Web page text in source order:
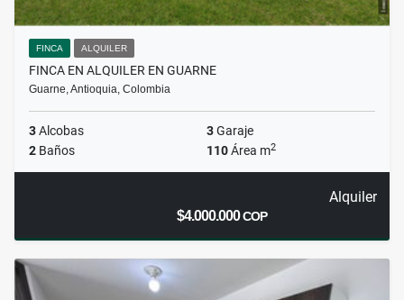
FINCA ALQUILER
FINCA EN ALQUILER EN GUARNE
Guarne, Antioquia, Colombia
3Alcobas 3Garaje
2 Baños 110Área m2
Alquiler
$4.000.000COP